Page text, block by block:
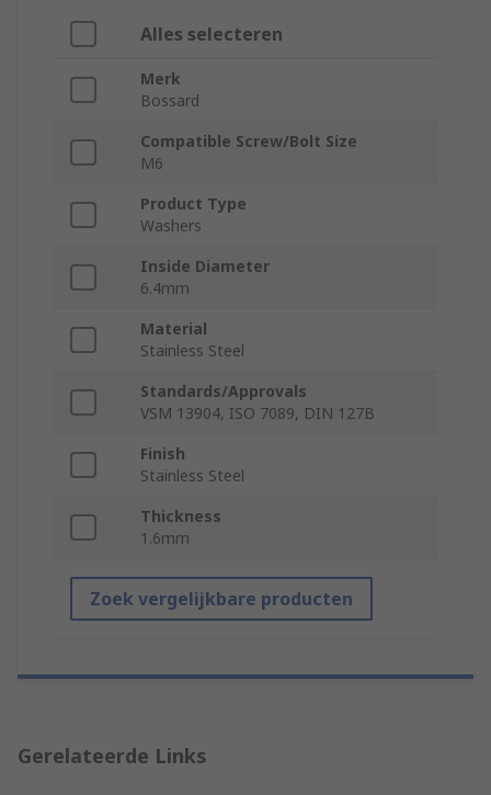
Alles selecteren
Merk
Bossard
Compatible Screw/Bolt Size
M6
Product Type
Washers
Inside Diameter
6.4mm
Material
Stainless Steel
Standards/Approvals
VSM 13904, ISO 7089, DIN 127B
Finish
Stainless Steel
Thickness
1.6mm
Zoek vergelijkbare producten
Gerelateerde Links